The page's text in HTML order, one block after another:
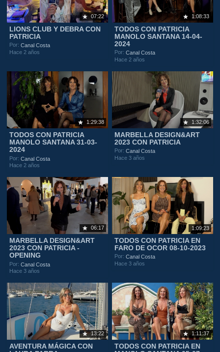
07:22
LIONS CLUB Y DEBRA CON
PATRICIA
Por:Canal Costa
Hace 2 años
1:08:33
TODOS CON PATRICIA
MANOLO SANTANA 14-04-
2024
Por:Canal Costa
Hace 2 años
1:29:38
TODOS CON PATRICIA
MANOLO SANTANA 31-03-
2024
Por:Canal Costa
Hace 2 años
1:32:06
MARBELLA DESIGN&ART
2023 CON PATRICIA
Por:Canal Costa
Hace 3 años
06:17
MARBELLA DESIGN&ART
2023 CON PATRICIA -
OPENING
Por:Canal Costa
Hace 3 años
1:09:23
TODOS CON PATRICIA EN
FARO DE OCOR 08-10-2023
Por:Canal Costa
Hace 3 años
13:22
AVENTURA MÁGICA CON
1:11:37
TODOS CON PATRICIA EN